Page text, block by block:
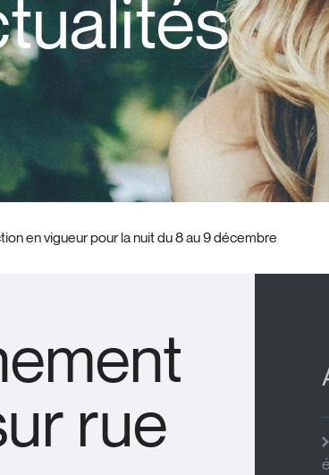
en vigueur pour la nuit du 8 au 9 décembre
rue